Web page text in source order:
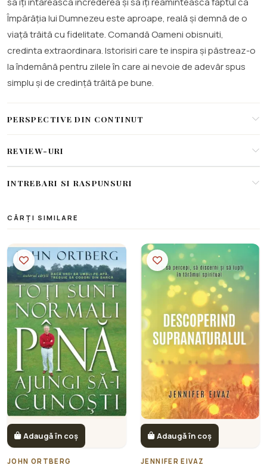
Împărăția lui Dumnezeu este aproape, reală și demnă de o
viață trăită cu fidelitate. Comandă Oameni obisnuiti,
credinta extraordinara. Istorisiri care te inspira și păstreaz-o
la îndemână pentru zilele în care ai nevoie de adevăr spus
simplu și de credință trăită pe bune.
PERSPECTIVE DIN CONTINUT
REVIEW-URI
INTREBARI SI RASPUNSURI
CĂRȚI SIMILARE
Adaugă în coș
JOHN ORTBERG
Adaugă în coș
JENNIFER EIVAZ